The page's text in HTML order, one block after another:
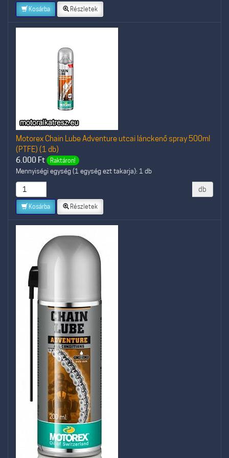
Kosárba Részletek
Motorex Chain Lube Adventure utcai lánckenő spray 500ml
(PTFE) (1 db)
6.000 Ft Raktáron!
Mennyiségi egység (1 egység ezt takarja): 1 db
db
Kosárba Részletek